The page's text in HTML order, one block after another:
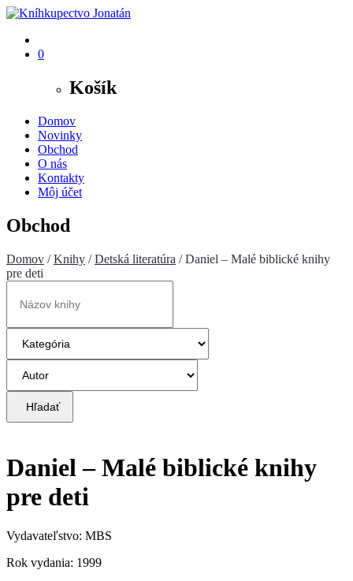
0
Košík
Domov
Novinky
Obchod
O nás
Kontakty
Môj účet
Obchod
Domov /Knihy /Detská literatúra / Daniel – Malé biblické knihy
pre deti
Hľadať
Daniel – Malé biblické knihy
pre deti
Vydavateľstvo: MBS
Rok vydania: 1999